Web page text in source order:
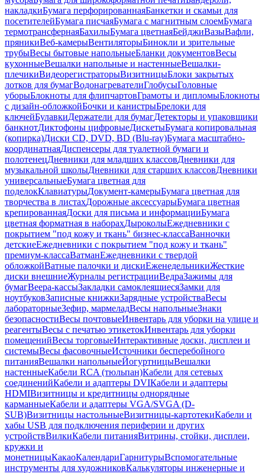
накладкиБумага перфорированнаяБанкетки и скамьи для
посетителейБумага писчаяБумага с магнитным слоемБумага
термотрансфернаяБахилыБумага цветнаяБейджиВазыВафли,
пряникиВеб-камерыВентиляторыБинокли и зрительные
трубыВесы бытовые напольныеБланки документовВесы
кухонныеВешалки напольные и настенныеВешалки-
плечикиВидеорегистраторыВизитницыБлоки закрытых
лотков для бумагВодонагревателиГлобусыГоловные
уборыБлокноты для флипчартовГрамоты и дипломыБлокноты
с дизайн-обложкойБочки и канистрыБрелоки для
ключейБулавкиДержатели для бумагДетекторы и упаковщики
банкнотДиктофоны цифровыеДискетыБумага копировальная
(копирка)Диски CD, DVD, BD (Blu-ray)Бумага масштабно-
координатнаяДиспенсеры для туалетной бумаги и
полотенецДневники для младших классовДневники для
музыкальной школыДневники для старших классовДневники
универсальныеБумага цветная для
поделокКлавиатурыДокумент-камерыБумага цветная для
творчества в листахДорожные аксессуарыБумага цветная
крепированнаяДоски для письма и информацииБумага
цветная форматная в наборахДыроколыЕжедневники с
покрытием "под кожу и ткань" бизнес-классаВанночки
детскиеЕжедневники с покрытием "под кожу и ткань"
премиум-классаВатманЕжедневники с твердой
обложкойВатные палочки и дискиЕженедельникиЖесткие
диски внешниеЖурналы регистрацииВедраЗажимы для
бумагВеера-кассыЗакладки самоклеящиесяЗамки для
ноутбуковЗаписные книжкиЗарядные устройстваВесы
лабораторныеЗефир, мармеладВесы напольныеЗнаки
безопасностиВесы почтовыеИнвентарь для уборки на улице и
реагентыВесы с печатью этикетокИнвентарь для уборки
помещенийВесы торговыеИнтерактивные доски, дисплеи и
системыВесы фасовочныеИсточники бесперебойного
питанияВешалки напольныеЙогуртницыВешалки
настенныеКабели RCA (тюльпан)Кабели для сетевых
соединенийКабели и адаптеры DVIКабели и адаптеры
HDMIВизитницы и кредитницы однорядные
карманныеКабели и адаптеры VGA/SVGA (D-
SUB)Визитницы настольныеВизитницы-картотекиКабели и
хабы USB для подключения периферии и других
устройствВилкиКабели питанияВитрины, стойки, дисплеи,
кружки и
монетницыКакаоКалендариГарнитурыВспомогательные
инструменты для художниковКалькуляторы инженерные и